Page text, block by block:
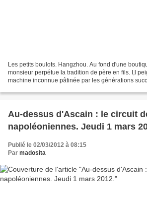
Les petits boulots. Hangzhou. Au fond d'une
monsieur perpétue la tradition de père en fils. I,l
machine inconnue pâtinée par les générations
Au-dessus d'Ascain : le circuit
napoléoniennes. Jeudi 1 mars
Publié le 02/03/2012 à 08:15
Par madosita